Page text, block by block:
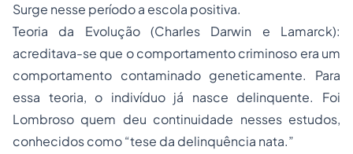
Surge nesse período a escola positiva.
Teoria da Evolução (Charles Darwin e Lamarck):
acreditava-se que o comportamento criminoso era um
comportamento contaminado geneticamente. Para
essa teoria, o indivíduo já nasce delinquente. Foi
Lombroso quem deu continuidade nesses estudos,
conhecidos como “tese da delinquência nata.”